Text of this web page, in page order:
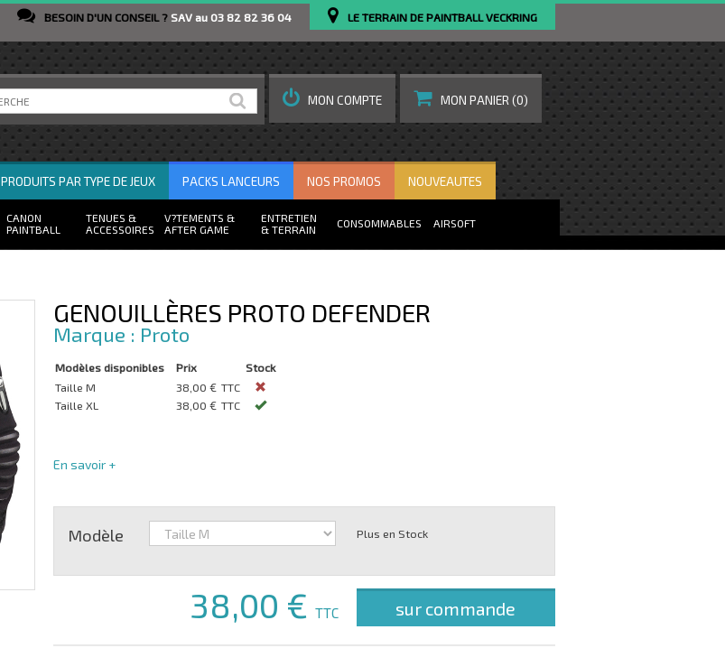
LE TERRAIN DE PAINTBALL VECKRING
BESOIN D'UN CONSEIL ?SAV au 03 82 82 36 04
MON COMPTE MON PANIER (0)
CANON
PAINTBALL
TENUES
ACCESSOIRES
V?TEMENTS
AFTER GAME
ENTRETIEN
TERRAIN
CONSOMMABLES AIRSOFT
PRODUITS PAR TYPE DE JEUX PACKS LANCEURS NOS PROMOS NOUVEAUTES
GENOUILLÈRES PROTO DEFENDER
Proto
Modèles disponibles Prix
Stock
Taille M
38,00 € TTC
Taille XL
38,00 € TTC
En savoir +
Modèle Plus en Stock
38,00 € TTC sur commande